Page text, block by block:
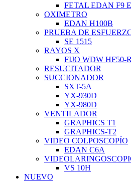
FETAL EDAN F9
OXIMETRO
EDAN H100B
PRUEBA DE
SE 1515
RAYOS X
FIJO WDW HF50-R
RESUCITADOR
SUCCIONADOR
SXT-5A
YX-930D
YX-980D
VENTILADOR
GRAPHICS T1
GRAPHICS-T2
VIDEO COLPOSCOPÍO
EDAN C6A
VS 10H
NUEVO